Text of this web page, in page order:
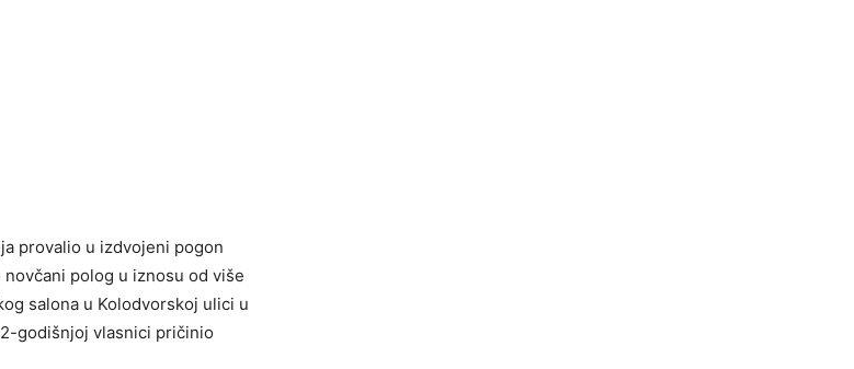
provalio u izdvojeni pogon
polog u iznosu od više
salona u Kolodvorskoj ulici u
godišnjoj vlasnici pričinio